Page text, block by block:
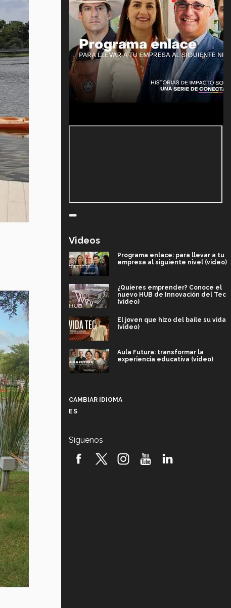
Videos
Programa enlace: para llevar a tu
empresa al siguiente nivel (video)
¿Quieres emprender? Conoce el
nuevo HUB de Innovación del Tec
(video)
El joven que hizo del baile su vida
(video)
Aula Futura: transformar la
experiencia educativa (video)
robótica FIRST 2026! (video)
CAMBIAR IDIOMA
ES
Síguenos